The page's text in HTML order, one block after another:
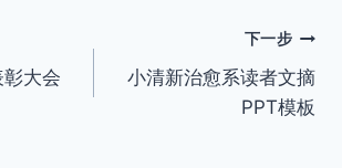
大会
下一步
小清新治愈系读者文摘
PPT模板